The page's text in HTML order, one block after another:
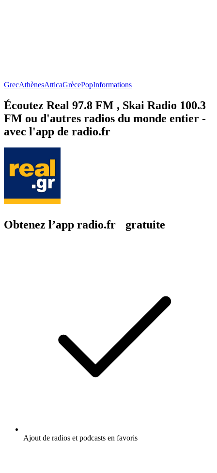
GrecAthènesAtticaGrècePopInformations
Écoutez Real 97.8 FM , Skai Radio 100.3
FM ou d'autres radios du monde entier -
avec l'app de radio.fr
Obtenez l’app radio.fr gratuite
Ajout de radios et podcasts en favoris